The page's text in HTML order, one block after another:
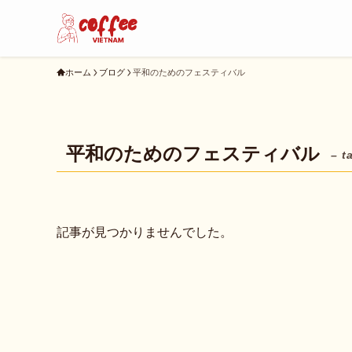
ホーム ブログ 平和のためのフェスティバル
平和のためのフェスティバル –
記事が見つかりませんでした。